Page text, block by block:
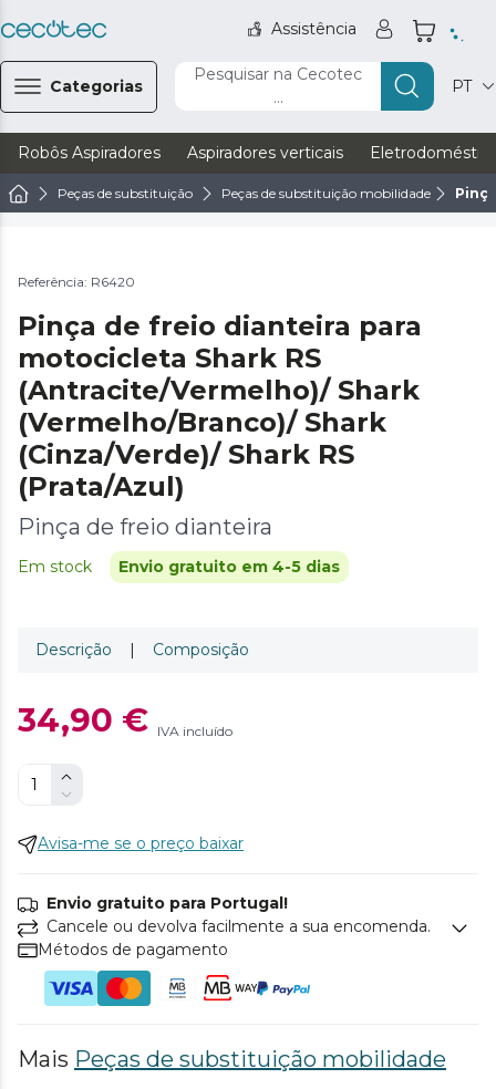
Assistência
Categorias
Pesquisar na Cecotec
...
PT
Robôs Aspiradores Aspiradores verticais
Peças de substituição Peças de substituição mobilidade
Referência: R6420
Pinça de freio dianteira para
motocicleta Shark RS
(Antracite/Vermelho)/ Shark
(Vermelho/Branco)/ Shark
(Cinza/Verde)/ Shark RS
(Prata/Azul)
Pinça de freio dianteira
Em stock Envio gratuito em 4-5 dias
Descrição | Composição
34,90 € IVA incluído
Avisa-me se o preço baixar
Envio gratuito para Portugal!
Cancele ou devolva facilmente a sua encomenda.
Métodos de pagamento
Mais Peças de substituição mobilidade